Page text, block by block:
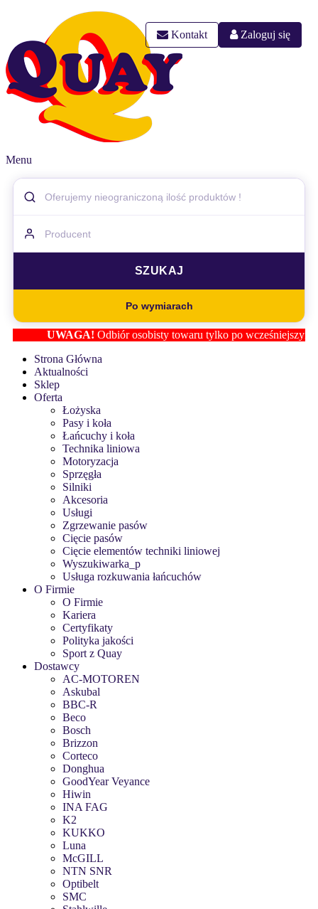
Kontakt Zaloguj się
Menu
Po wymiarach
UWAGA!Odbiór osobisty towaru tylko po wcześniejszym
Strona Główna
Aktualności
Sklep
Oferta
Łożyska
Pasy i koła
Łańcuchy i koła
Technika liniowa
Motoryzacja
Sprzęgła
Silniki
Akcesoria
Usługi
Zgrzewanie pasów
Cięcie pasów
Cięcie elementów techniki liniowej
Wyszukiwarka_p
Usługa rozkuwania łańcuchów
O Firmie
O Firmie
Kariera
Certyfikaty
Polityka jakości
Sport z Quay
Dostawcy
AC-MOTOREN
Askubal
BBC-R
Beco
Bosch
Brizzon
Corteco
Donghua
GoodYear Veyance
Hiwin
INA FAG
K2
KUKKO
Luna
McGILL
NTN SNR
Optibelt
SMC